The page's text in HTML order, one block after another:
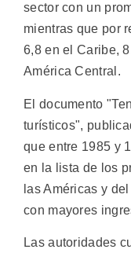
sector con un
mientras que por
6,8 en el Caribe,
América Central.
El documento
turísticos",
que entre 1985 y
en la lista de los
las Américas y
con mayores
Las autoridades